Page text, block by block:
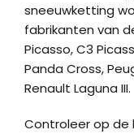
sneeuwketting
fabrikanten van
Picasso, C3
Panda Cross,
Renault Laguna III.
Controleer op de